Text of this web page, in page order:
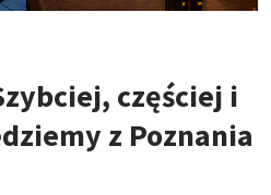
częściej i
z Poznania